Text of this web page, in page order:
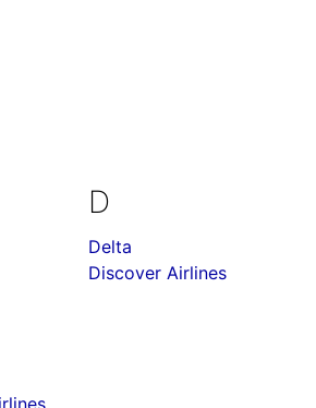
D
Delta
Discover Airlines